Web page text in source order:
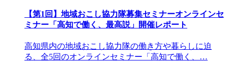
【第1回】地域おこし協力隊募集セミナーオンラインセ
ミナー「高知で働く、最高説」開催レポート
高知県内の地域おこし協力隊の働き方や暮らしに迫
る、全5回のオンラインセミナー「高知で働く、…